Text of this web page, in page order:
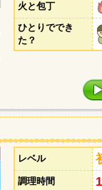
火と包丁
ひとりででき
た？
レベル
調理時間